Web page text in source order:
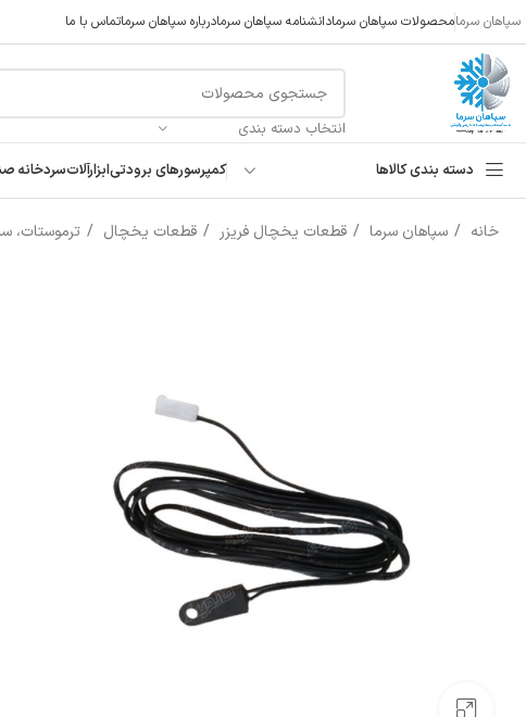
سپاهان سرمامحصولات سپاهان سرمادانشنامه سپاهان سرمادرباره سپاهان سرماتماس با ما
انتخاب دسته بندی
دسته بندی کالاها کمپرسورهای برودتیابزارآلاتسردخانه
خانه سپاهان سرما قطعات یخچال فریزر قطعات یخچال ترموستات،